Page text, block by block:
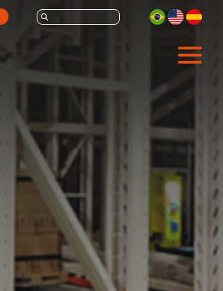
ARMAZENAGEM
AUTOMAÇÃO
SERVIÇOS
SOBRE
CONTATO